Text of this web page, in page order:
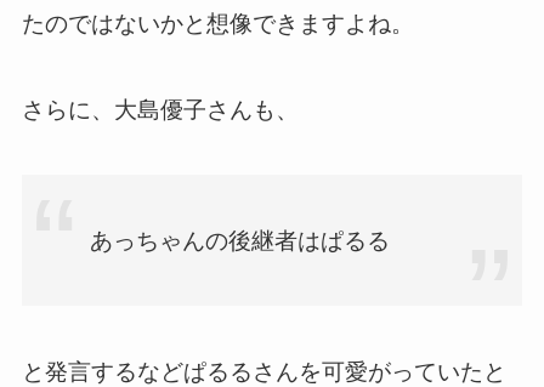
たのではないかと想像できますよね。
さらに、大島優子さんも、
あっちゃんの後継者はぱるる
と発言するなどぱるるさんを可愛がっていたと